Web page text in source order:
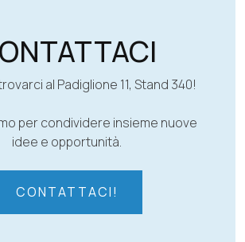
al Padiglione 11, Stand 340!
per condividere insieme nuove
idee e opportunità.
CONTATTACI!